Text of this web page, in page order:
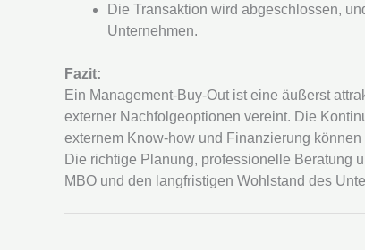
Die Transaktion wird abgeschlossen,
Unternehmen.
Fazit:
Ein Management-Buy-Out ist eine äußerst
externer Nachfolgeoptionen vereint. Die
externem Know-how und Finanzierung können
Die richtige Planung, professionelle Beratung
MBO und den langfristigen Wohlstand des